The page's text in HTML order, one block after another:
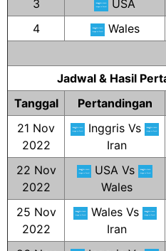
3
USA
4
Wales
Jadwal & Hasil
Tanggal
Pertandingan
21 Nov
2022
Inggris Vs
Iran
22 Nov
2022
USA Vs
Wales
25 Nov
2022
Wales Vs
Iran